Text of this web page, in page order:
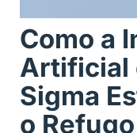
Como a
Artificial
Sigma
o Refugo